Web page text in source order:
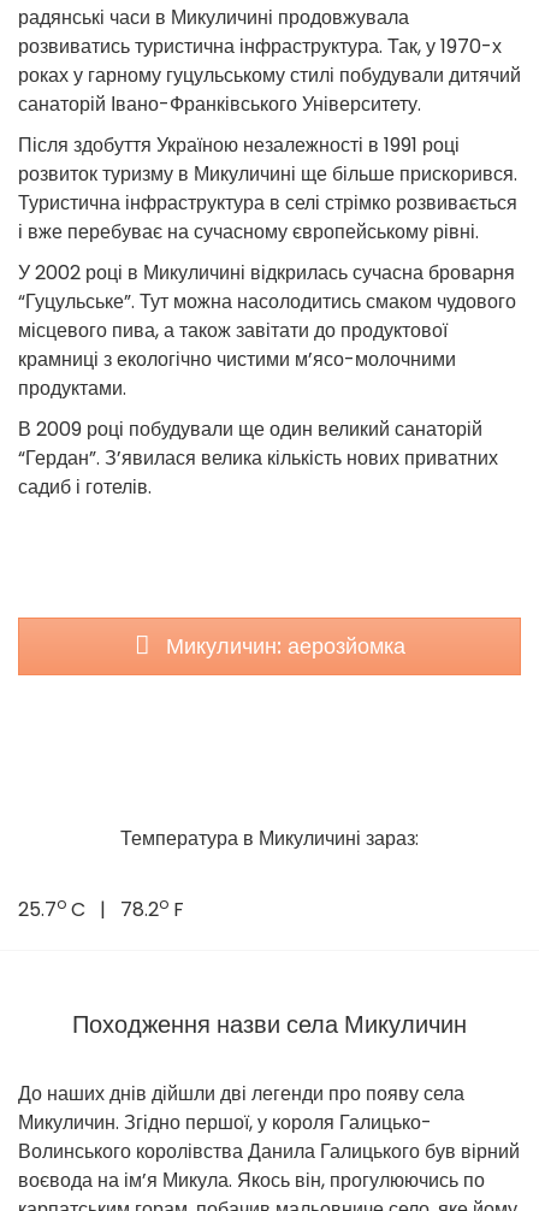
радянські часи в Микуличині продовжувала
розвиватись туристична інфраструктура. Так, у 1970-х
роках у гарному гуцульському стилі побудували дитячий
санаторій Івано-Франківського Університету.
Після здобуття Україною незалежності в 1991 році
розвиток туризму в Микуличині ще більше прискорився.
Туристична інфраструктура в селі стрімко розвивається
і вже перебуває на сучасному європейському рівні.
У 2002 році в Микуличині відкрилась сучасна броварня
“Гуцульське”. Тут можна насолодитись смаком чудового
місцевого пива, а також завітати до продуктової
крамниці з екологічно чистими м’ясо-молочними
продуктами.
В 2009 році побудували ще один великий санаторій
“Гердан”. З’явилася велика кількість нових приватних
садиб і готелів.
Микуличин: аерозйомка
Температура в Микуличині зараз:
25.7o C | 78.2o F
Походження назви села Микуличин
До наших днів дійшли дві легенди про появу села
Микуличин. Згідно першої, у короля Галицько-
Волинського королівства Данила Галицького був вірний
воєвода на ім’я Микула. Якось він, прогулюючись по